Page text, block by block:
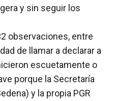
y sin seguir los
observaciones, entre
de llamar a declarar a
escuetamente o
porque la Secretaría
y la propia PGR